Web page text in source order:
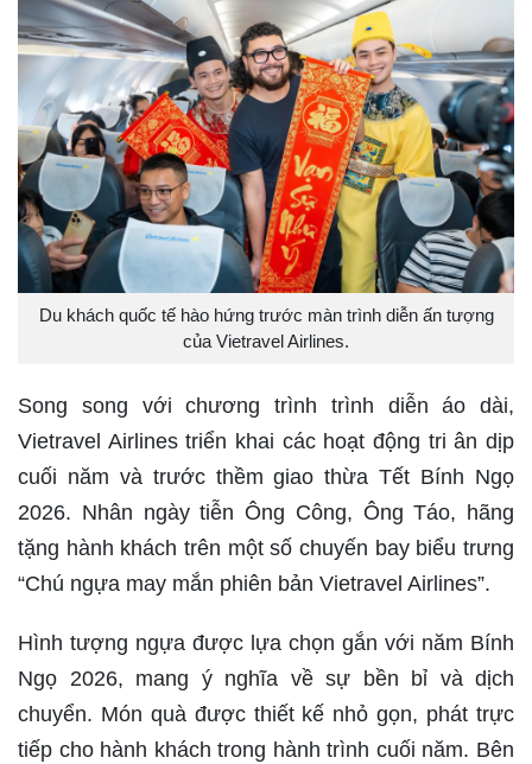
Du khách quốc tế hào hứng trước màn trình diễn ấn tượng
của Vietravel Airlines.
Song song với chương trình trình diễn áo dài,
Vietravel Airlines triển khai các hoạt động tri ân dịp
cuối năm và trước thềm giao thừa Tết Bính Ngọ
2026. Nhân ngày tiễn Ông Công, Ông Táo, hãng
tặng hành khách trên một số chuyến bay biểu trưng
“Chú ngựa may mắn phiên bản Vietravel Airlines”.
Hình tượng ngựa được lựa chọn gắn với năm Bính
Ngọ 2026, mang ý nghĩa về sự bền bỉ và dịch
chuyển. Món quà được thiết kế nhỏ gọn, phát trực
tiếp cho hành khách trong hành trình cuối năm. Bên